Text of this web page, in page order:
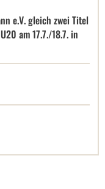
e.V. gleich zwei Titel
am 17.7./18.7. in